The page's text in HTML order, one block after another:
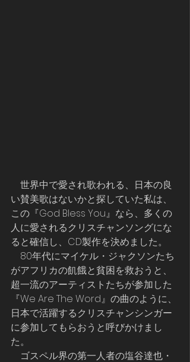
い賛美歌はないかと探していた私は、
この『God Bless You』なら、多くの
人に愛されるクリスチャンソングにな
ると確信し、CD製作を決めました。
がアフリカの飢餓と貧困を救おうと、
超一流のアーティストたちが参加した
『We Are The Word』の曲のように、
日本で活躍するクリスチャンシンガー
に参加してもらおうと呼びかけまし
た。